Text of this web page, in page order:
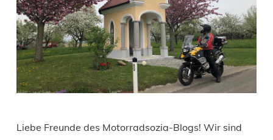
Liebe Freunde des Motorradsozia-Blogs! Wir sind